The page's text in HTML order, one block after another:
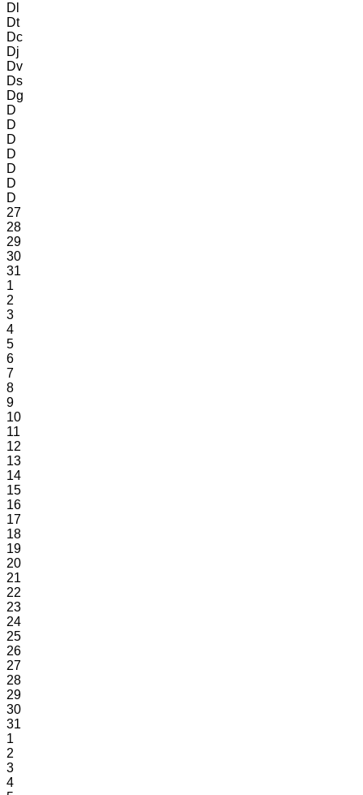
Dl
Dt
Dc
Dj
Dv
Ds
Dg
D
D
D
D
D
D
D
27
28
29
30
31
1
2
3
4
5
6
7
8
9
10
11
12
13
14
15
16
17
18
19
20
21
22
23
24
25
26
27
28
29
30
31
1
2
3
4